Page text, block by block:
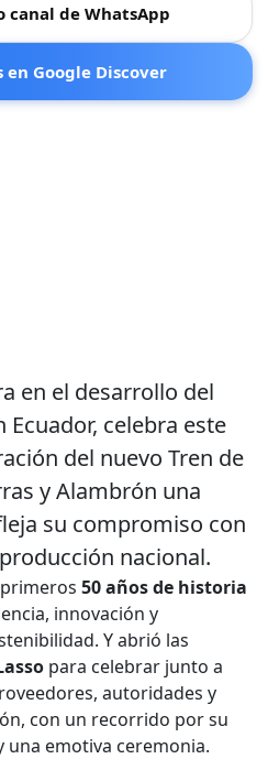
canal de WhatsApp
en Google Discover
en el desarrollo del
Ecuador, celebra este
del nuevo Tren de
y Alambrón una
su compromiso con
nacional.
50 años de historia
innovación y
Y abrió las
para celebrar junto a
autoridades y
con un recorrido por su
emotiva ceremonia.